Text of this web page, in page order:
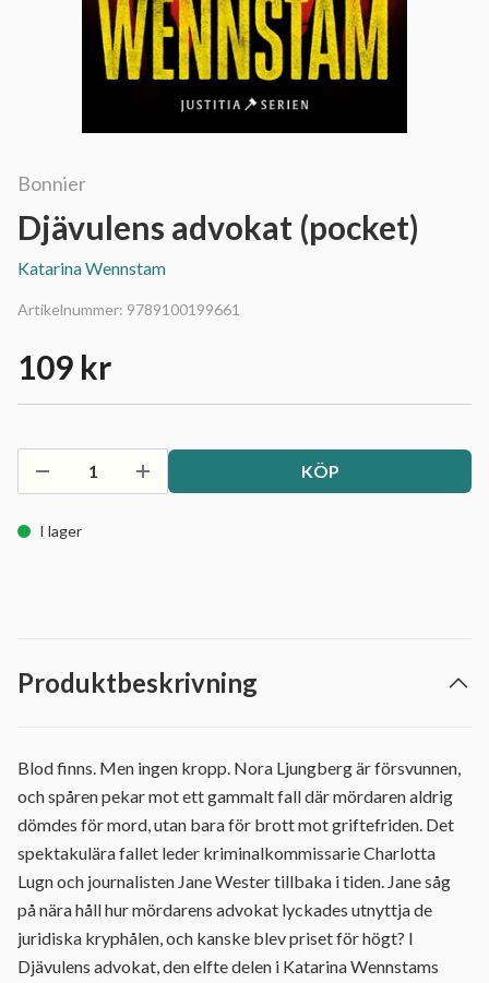
Bonnier
Djävulens advokat (pocket)
Katarina Wennstam
Artikelnummer: 9789100199661
109 kr
KÖP
I lager
Produktbeskrivning
Blod finns. Men ingen kropp. Nora Ljungberg är försvunnen,
och spåren pekar mot ett gammalt fall där mördaren aldrig
dömdes för mord, utan bara för brott mot griftefriden. Det
spektakulära fallet leder kriminalkommissarie Charlotta
Lugn och journalisten Jane Wester tillbaka i tiden. Jane såg
på nära håll hur mördarens advokat lyckades utnyttja de
juridiska kryphålen, och kanske blev priset för högt? I
Djävulens advokat, den elfte delen i Katarina Wennstams